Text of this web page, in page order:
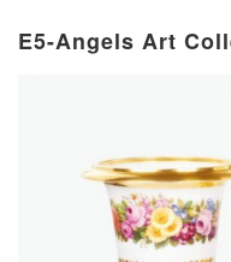
E5-Angels Art